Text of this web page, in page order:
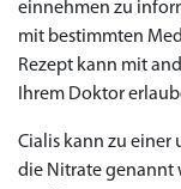
einnehmen zu
mit bestimmten
Rezept kann mit
Ihrem Doktor
Cialis kann zu einer
die Nitrate genannt